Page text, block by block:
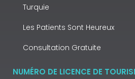
Turquie
Les Patients Sont Heureux
Consultation Gratuite
NUMÉRO DE LICENCE DE